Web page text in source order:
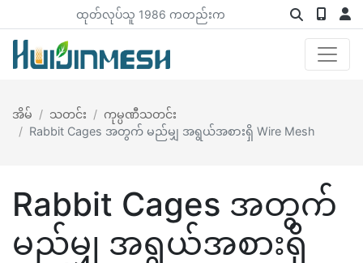
ထုတ်လုပ်သူ 1986 ကတည်းက
အိမ် သတင်း
ကုမ္ပဏီသတင်း
Rabbit Cages အတွက် မည်မျှ အရွယ်အစားရှိ Wire Mesh
Rabbit Cages အတွက်
မည်မျှ အရွယ်အစားရှိ